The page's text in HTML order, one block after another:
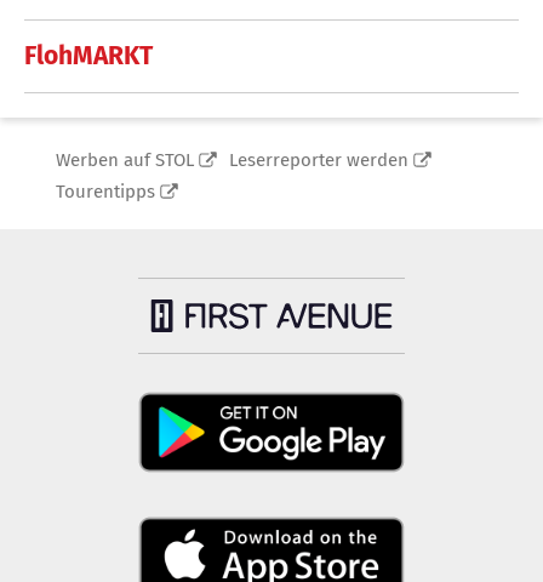
FlohMARKT
Werben auf STOL
Leserreporter werden
Tourentipps